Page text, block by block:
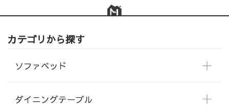
カテゴリから探す
ソファベッド
ダイニングテーブル